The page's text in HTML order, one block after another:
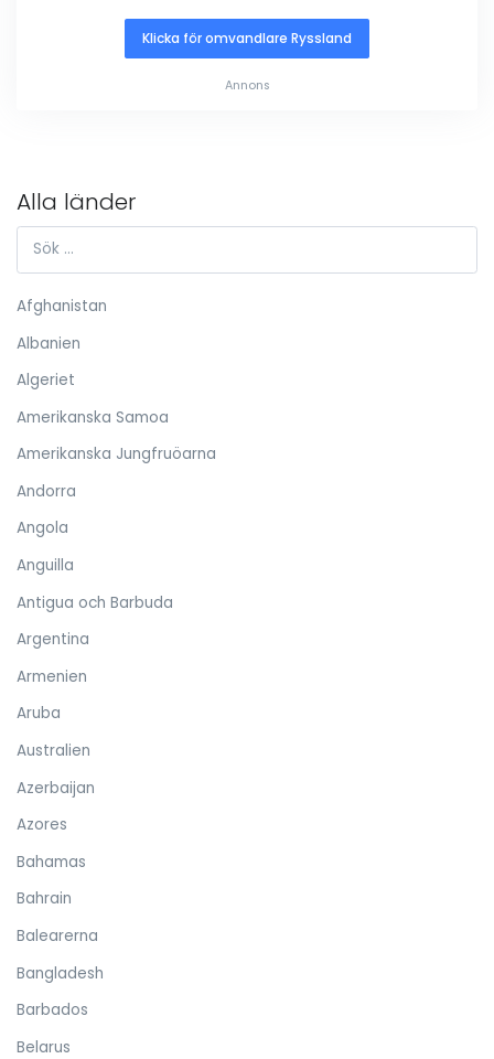
Klicka för omvandlare Ryssland
Annons
Alla länder
Afghanistan
Albanien
Algeriet
Amerikanska Samoa
Amerikanska Jungfruöarna
Andorra
Angola
Anguilla
Antigua och Barbuda
Argentina
Armenien
Aruba
Australien
Azerbaijan
Azores
Bahamas
Bahrain
Balearerna
Bangladesh
Barbados
Belarus